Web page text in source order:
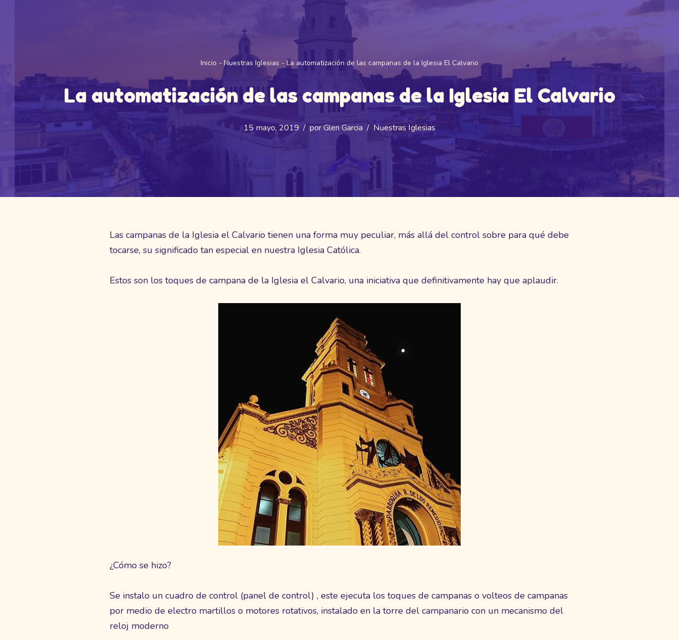
Inicio - Nuestras Iglesias -La automatización de las campanas de la Iglesia El Calvario
La automatización de las campanas de la Iglesia El Calvario
15 mayo, 2019 porGlen Garcia Nuestras Iglesias
Las campanas de la Iglesia el Calvario tienen una forma muy peculiar, más allá del control sobre para qué debe
tocarse, su significado tan especial en nuestra Iglesia Católica.
Estos son los toques de campana de la Iglesia el Calvario, una iniciativa que definitivamente hay que aplaudir.
¿Cómo se hizo?
Se instalo un cuadro de control (panel de control) , este ejecuta los toques de campanas o volteos de campanas
por medio de electro martillos o motores rotativos, instalado en la torre del campanario con un mecanismo del
reloj moderno